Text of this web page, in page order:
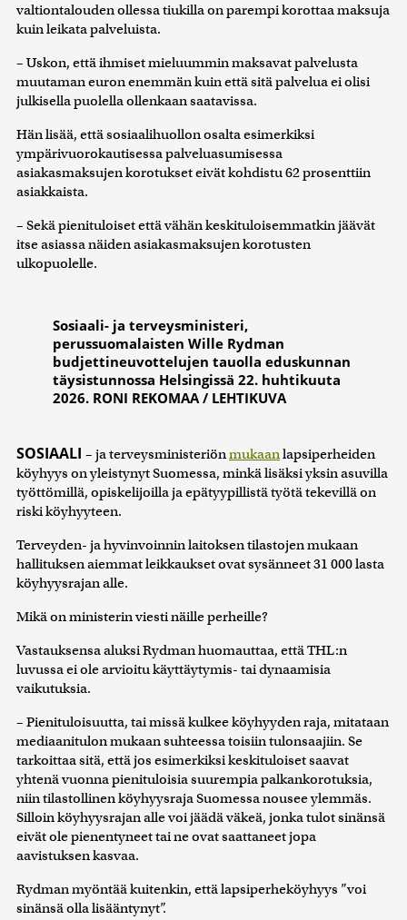
valtiontalouden ollessa tiukilla on parempi korottaa maksuja
kuin leikata palveluista.
– Uskon, että ihmiset mieluummin maksavat palvelusta
muutaman euron enemmän kuin että sitä palvelua ei olisi
julkisella puolella ollenkaan saatavissa.
Hän lisää, että sosiaalihuollon osalta esimerkiksi
ympärivuorokautisessa palveluasumisessa
asiakasmaksujen korotukset eivät kohdistu 62 prosenttiin
asiakkaista.
– Sekä pienituloiset että vähän keskituloisemmatkin jäävät
itse asiassa näiden asiakasmaksujen korotusten
ulkopuolelle.
Sosiaali- ja terveysministeri,
perussuomalaisten Wille Rydman
budjettineuvottelujen tauolla eduskunnan
täysistunnossa Helsingissä 22. huhtikuuta
2026. RONI REKOMAA / LEHTIKUVA
SOSIAALI – ja terveysministeriönmukaanlapsiperheiden
köyhyys on yleistynyt Suomessa, minkä lisäksi yksin asuvilla
työttömillä, opiskelijoilla ja epätyypillistä työtä tekevillä on
riski köyhyyteen.
Terveyden- ja hyvinvoinnin laitoksen tilastojen mukaan
hallituksen aiemmat leikkaukset ovat sysänneet 31 000 lasta
köyhyysrajan alle.
Mikä on ministerin viesti näille perheille?
Vastauksensa aluksi Rydman huomauttaa, että THL:n
luvussa ei ole arvioitu käyttäytymis- tai dynaamisia
vaikutuksia.
– Pienituloisuutta, tai missä kulkee köyhyyden raja, mitataan
mediaanitulon mukaan suhteessa toisiin tulonsaajiin. Se
tarkoittaa sitä, että jos esimerkiksi keskituloiset saavat
yhtenä vuonna pienituloisia suurempia palkankorotuksia,
niin tilastollinen köyhyysraja Suomessa nousee ylemmäs.
Silloin köyhyysrajan alle voi jäädä väkeä, jonka tulot sinänsä
eivät ole pienentyneet tai ne ovat saattaneet jopa
aavistuksen kasvaa.
Rydman myöntää kuitenkin, että lapsiperheköyhyys ”voi
sinänsä olla lisääntynyt”.